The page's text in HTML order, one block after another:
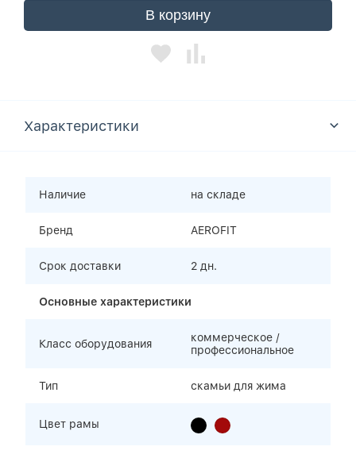
В корзину
Характеристики
Наличие на складе
Бренд AEROFIT
Срок доставки 2 дн.
Основные характеристики
Класс оборудования
коммерческое /
профессиональное
Тип скамьи для жима
Цвет рамы